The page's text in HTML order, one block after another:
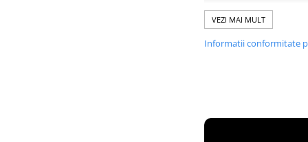
VEZI MAI MULT
Informatii conformitate